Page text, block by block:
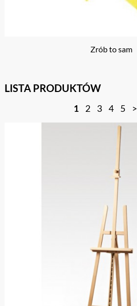
Zrób to sam
LISTA PRODUKTÓW
1 2 3 4 5 >